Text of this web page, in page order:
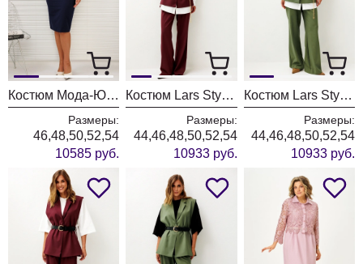
Костюм Мода-Юрс 26-2538 синий + крупный горох
Размеры:
46,48,50,52,54
10585 руб.
Костюм Lars Style 1246 оттенки бордо+молочного
Размеры:
44,46,48,50,52,54
10933 руб.
Костюм Lars Style 1246/1 оттенки хвои+молочного
Размеры:
44,46,48,50,52,54
10933 руб.